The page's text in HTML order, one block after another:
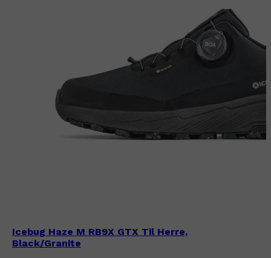
Icebug Haze M RB9X GTX Til Herre,
Black/Granite